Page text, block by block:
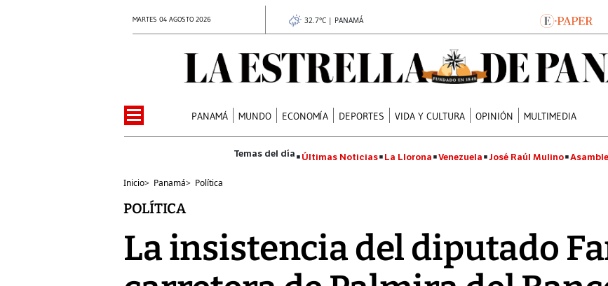
MARTES 04 AGOSTO 2026 32.7°C | PANAMÁ
PANAMÁ MUNDO ECONOMÍA DEPORTES VIDA Y CULTURA OPINIÓN MULTIMEDIA
Últimas Noticias La Llorona Venezuela José Raúl Mulino
Inicio> Panamá> Política
POLÍTICA
La insistencia del diputado